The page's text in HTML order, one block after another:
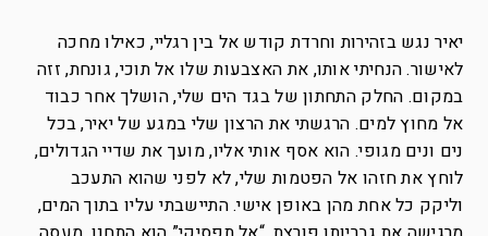
יאיר נגש בזהירות וחרדת קודש אל בין רגליי, כאילו מחכה
לאישור. הנחיתי אותו, את האצבעות שלו אל תוכי, גונחת, זזה
במקום. החלק התחתון של בגד הים שלי, הושלך אחר כבוד
אל מחוץ למים. הרגשתי את הרצון שלי במגע של יאיר, בכל
נים ונים מגופי. הוא אסף אותי אליו, מועך את שדיי הגדולים,
לוחץ את חזהו אל הפטמות שלי, לא לפני שהוא התעכב
וליקק כל אחת מהן באופן אישי. התיישבתי עליו בתוך המים,